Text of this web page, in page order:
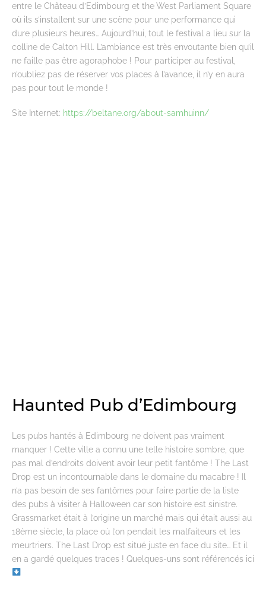
entre le Château d’Edimbourg et the West Parliament Square
où ils s’installent sur une scène pour une performance qui
dure plusieurs heures… Aujourd’hui, tout le festival a lieu sur la
colline de Calton Hill. L’ambiance est très envoutante bien qu’il
ne faille pas être agoraphobe ! Pour participer au festival,
n’oubliez pas de réserver vos places à l’avance, il n’y en aura
pas pour tout le monde !
Site Internet: https://beltane.org/about-samhuinn/
Haunted Pub d’Edimbourg
Les pubs hantés à Edimbourg ne doivent pas vraiment
manquer ! Cette ville a connu une telle histoire sombre, que
pas mal d’endroits doivent avoir leur petit fantôme ! The Last
Drop est un incontournable dans le domaine du macabre ! Il
n’a pas besoin de ses fantômes pour faire partie de la liste
des pubs à visiter à Halloween car son histoire est sinistre.
Grassmarket était à l’origine un marché mais qui était aussi au
18ème siècle, la place où l’on pendait les malfaiteurs et les
meurtriers. The Last Drop est situé juste en face du site… Et il
en a gardé quelques traces ! Quelques-uns sont référencés ici